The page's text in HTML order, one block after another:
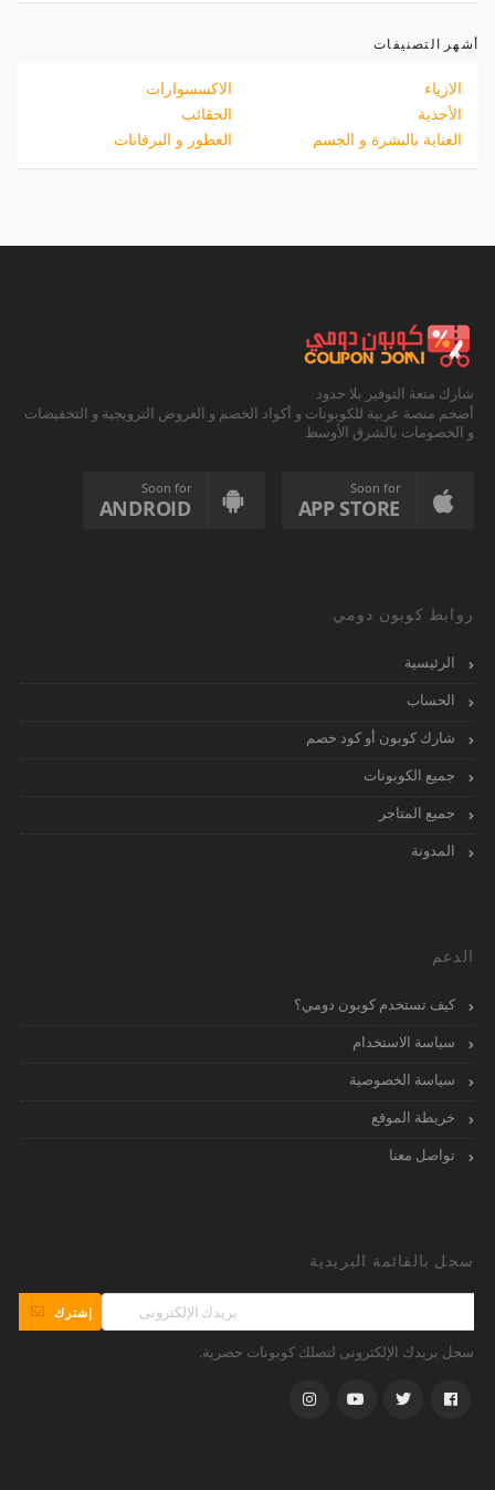
أشهر التصنيفات
الازياء
الاكسسوارات
الأحذية
الحقائب
العناية بالبشرة و الجسم
العطور و البرفانات
شارك متعة التوفير بلا حدود
أضخم منصة عربية للكوبونات و أكواد الخصم و العروض الترويجية و التخفيضات
و الخصومات بالشرق الأوسط
Soon for
APP STORE
Soon for
ANDROID
روابط كوبون دومي
الرئيسية
الحساب
شارك كوبون أو كود خصم
جميع الكوبونات
جميع المتاجر
المدونة
الدعم
كيف تستخدم كوبون دومي؟
سياسة الاستخدام
سياسة الخصوصية
خريطة الموقع
تواصل معنا
سجل بالقائمة البريدية
إشترك
سجل بريدك الإلكترونى لتصلك كوبونات حصرية.